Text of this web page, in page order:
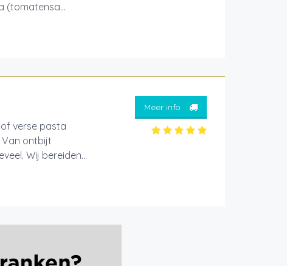
(tomatensa...
verse pasta
ontbijt
Wij bereiden...
Meer info